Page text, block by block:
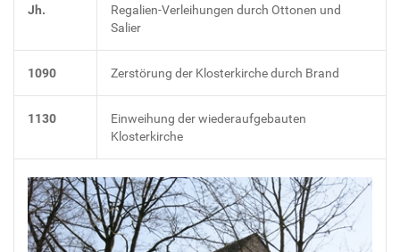
Jh.
Regalien-Verleihungen durch Ottonen und
Salier
1090 Zerstörung der Klosterkirche durch Brand
1130
Einweihung der wiederaufgebauten
Klosterkirche